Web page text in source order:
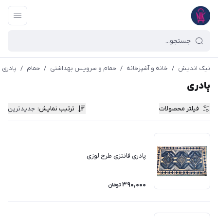
نیک اندیش / خانه و آشپزخانه / حمام و سرویس بهداشتی / حمام / پادری
پادری
فیلتر محصولات ترتیب نمایش: جدیدترین
پادری فانتزی طرح لوزی
390,000 تومان